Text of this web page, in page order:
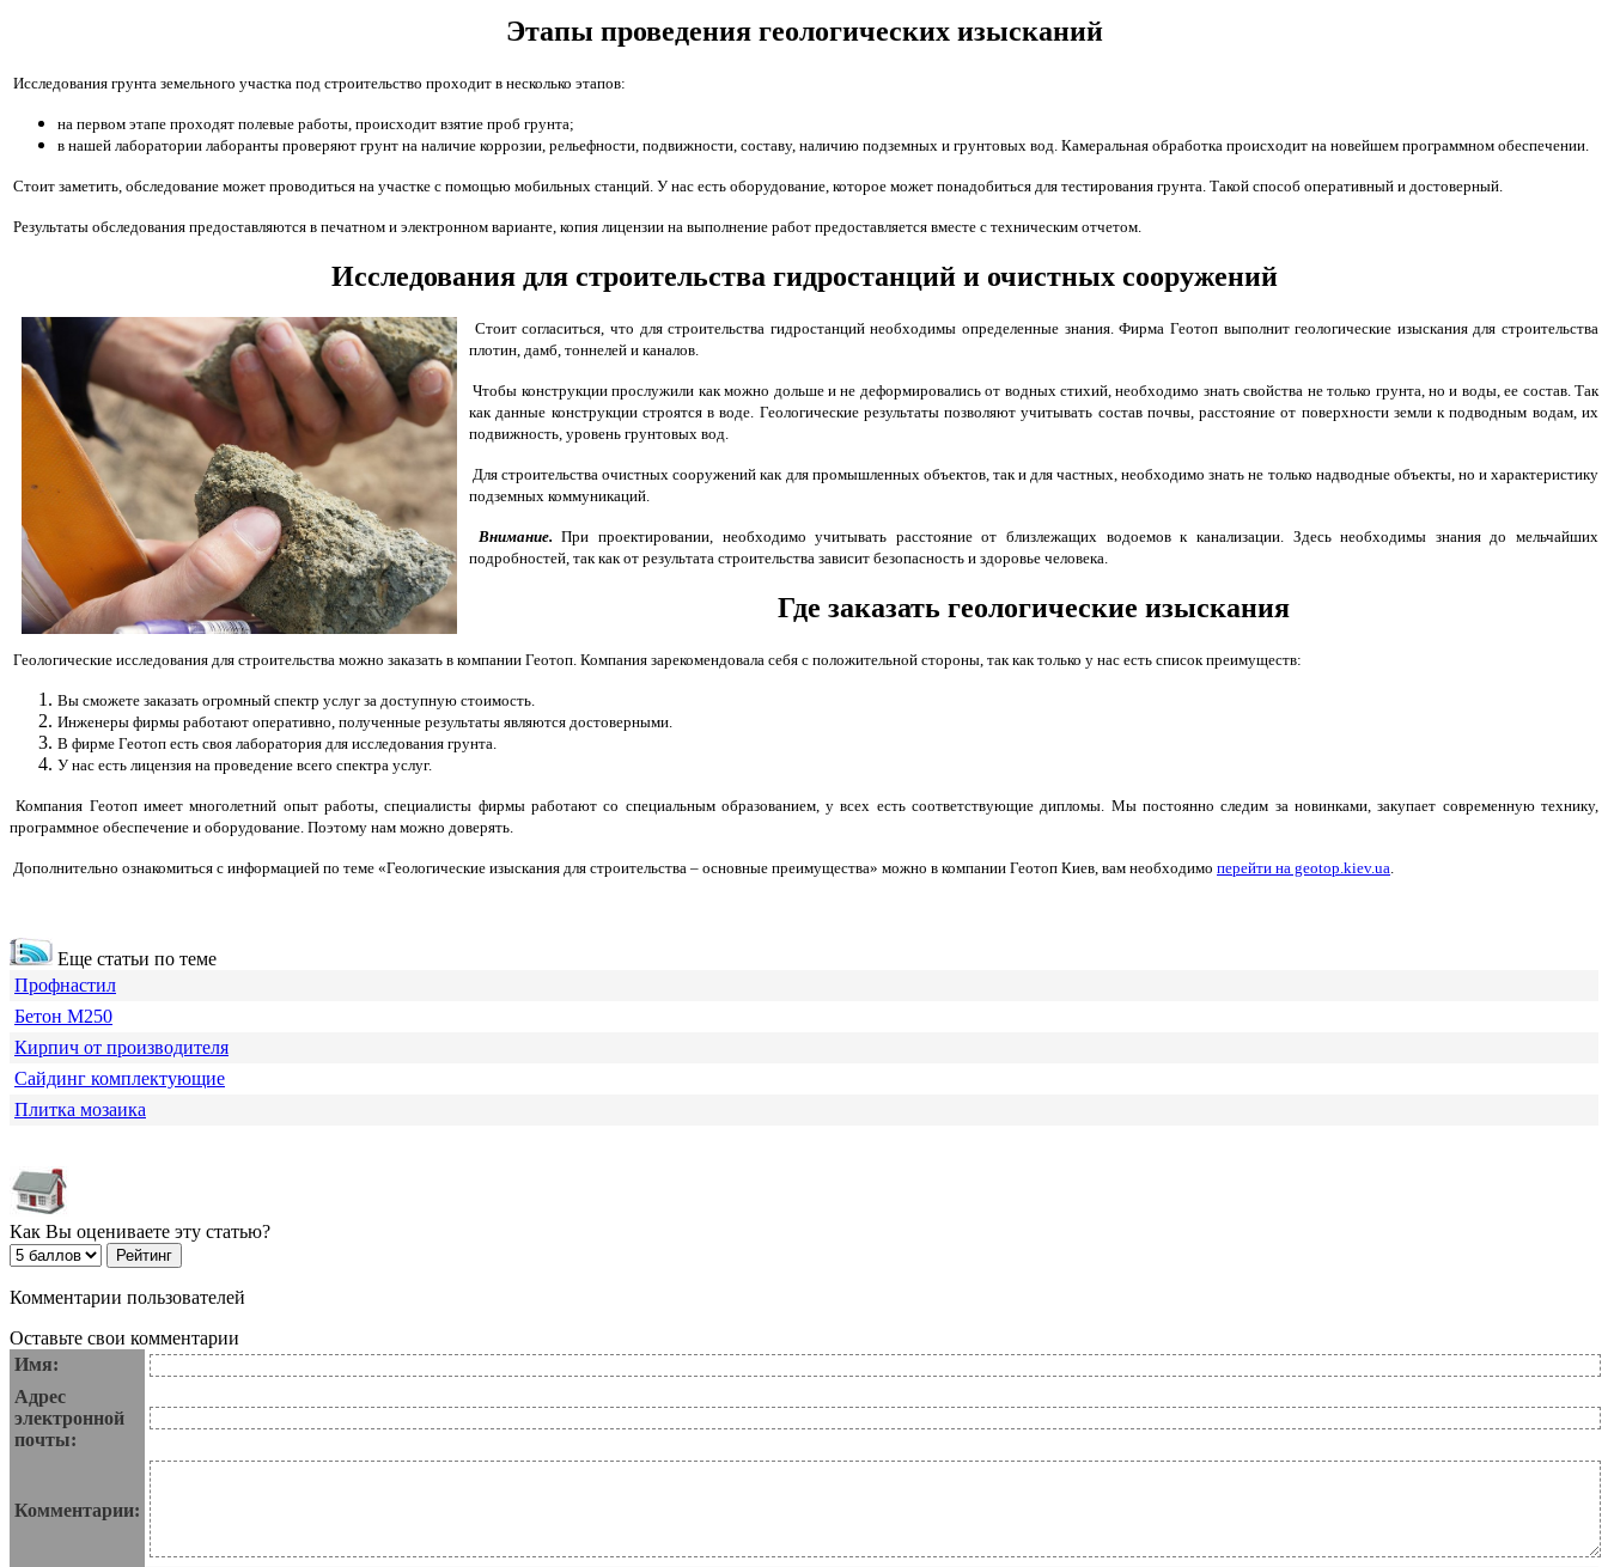
Этапы проведения геологических изысканий
Исследования грунта земельного участка под строительство проходит в несколько этапов:
на первом этапе проходят полевые работы, происходит взятие проб грунта;
в нашей лаборатории лаборанты проверяют грунт на наличие коррозии, рельефности, подвижности, составу, наличию подземных и грунтовых вод. Камеральная обработка происходит на новейшем программном обеспечении.
Стоит заметить, обследование может проводиться на участке с помощью мобильных станций. У нас есть оборудование, которое может понадобиться для тестирования грунта. Такой способ оперативный и достоверный.
Результаты обследования предоставляются в печатном и электронном варианте, копия лицензии на выполнение работ предоставляется вместе с техническим отчетом.
Исследования для строительства гидростанций и очистных сооружений
Стоит согласиться, что для строительства гидростанций необходимы определенные знания. Фирма Геотоп выполнит геологические изыскания для строительства
плотин, дамб, тоннелей и каналов.
Чтобы конструкции прослужили как можно дольше и не деформировались от водных стихий, необходимо знать свойства не только грунта, но и воды, ее состав. Так
как данные конструкции строятся в воде. Геологические результаты позволяют учитывать состав почвы, расстояние от поверхности земли к подводным водам, их
подвижность, уровень грунтовых вод.
Для строительства очистных сооружений как для промышленных объектов, так и для частных, необходимо знать не только надводные объекты, но и характеристику
подземных коммуникаций.
Внимание. При проектировании, необходимо учитывать расстояние от близлежащих водоемов к канализации. Здесь необходимы знания до мельчайших
подробностей, так как от результата строительства зависит безопасность и здоровье человека.
Где заказать геологические изыскания
Геологические исследования для строительства можно заказать в компании Геотоп. Компания зарекомендовала себя с положительной стороны, так как только у нас есть список преимуществ:
Вы сможете заказать огромный спектр услуг за доступную стоимость.
Инженеры фирмы работают оперативно, полученные результаты являются достоверными.
В фирме Геотоп есть своя лаборатория для исследования грунта.
У нас есть лицензия на проведение всего спектра услуг.
Компания Геотоп имеет многолетний опыт работы, специалисты фирмы работают со специальным образованием, у всех есть соответствующие дипломы. Мы постоянно следим за новинками, закупает современную технику,
программное обеспечение и оборудование. Поэтому нам можно доверять.
Дополнительно ознакомиться с информацией по теме «Геологические изыскания для строительства – основные преимущества» можно в компании Геотоп Киев, вам необходимо перейти на geotop.kiev.ua
Еще статьи по теме
Профнастил
Бетон М250
Кирпич от производителя
Сайдинг комплектующие
Плитка мозаика
Как Вы оцениваете эту статью?
Комментарии пользователей
Оставьте свои комментарии
Имя:
Адрес
электронной
почты:
Комментарии: